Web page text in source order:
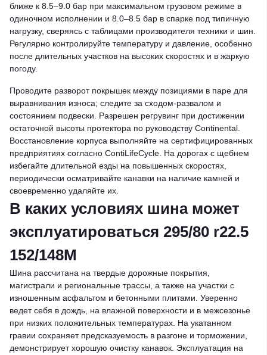
ближе к 8.5–9.0 бар при максимальном грузовом режиме в
одиночном исполнении и 8.0–8.5 бар в спарке под типичную
нагрузку, сверяясь с таблицами производителя техники и шин.
Регулярно контролируйте температуру и давление, особенно
после длительных участков на высоких скоростях и в жаркую
погоду.
Проводите разворот покрышек между позициями в паре для
выравнивания износа; следите за сходом-развалом и
состоянием подвески. Разрешен регрувинг при достижении
остаточной высоты протектора по руководству Continental.
Восстановление корпуса выполняйте на сертифицированных
предприятиях согласно ContiLifeCycle. На дорогах с щебнем
избегайте длительной езды на повышенных скоростях,
периодически осматривайте канавки на наличие камней и
своевременно удаляйте их.
В каких условиях шина может
эксплуатироваться 295/80 r22.5
152/148M
Шина рассчитана на твердые дорожные покрытия,
магистрали и региональные трассы, а также на участки с
изношенным асфальтом и бетонными плитами. Уверенно
ведет себя в дождь, на влажной поверхности и в межсезонье
при низких положительных температурах. На укатанном
гравии сохраняет предсказуемость в разгоне и торможении,
демонстрирует хорошую очистку канавок. Эксплуатация на